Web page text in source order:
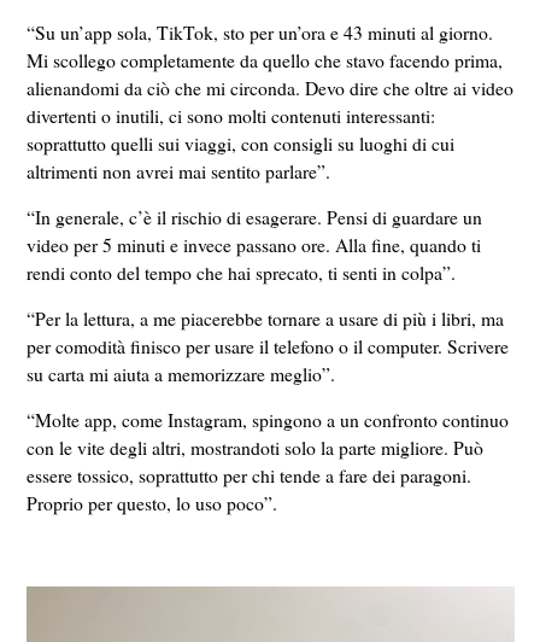
“Su un’app sola, TikTok, sto per un’ora e 43 minuti al giorno.
Mi scollego completamente da quello che stavo facendo prima,
alienandomi da ciò che mi circonda. Devo dire che oltre ai video
divertenti o inutili, ci sono molti contenuti interessanti:
soprattutto quelli sui viaggi, con consigli su luoghi di cui
altrimenti non avrei mai sentito parlare”.
“In generale, c’è il rischio di esagerare. Pensi di guardare un
video per 5 minuti e invece passano ore. Alla fine, quando ti
rendi conto del tempo che hai sprecato, ti senti in colpa”.
“Per la lettura, a me piacerebbe tornare a usare di più i libri, ma
per comodità finisco per usare il telefono o il computer. Scrivere
su carta mi aiuta a memorizzare meglio”.
“Molte app, come Instagram, spingono a un confronto continuo
con le vite degli altri, mostrandoti solo la parte migliore. Può
essere tossico, soprattutto per chi tende a fare dei paragoni.
Proprio per questo, lo uso poco”.